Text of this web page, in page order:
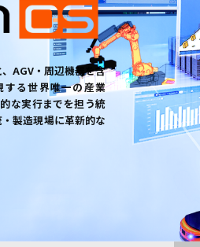
AGV・周辺機器を含
する世界唯一の産業
な実行までを担う統
製造現場に革新的な